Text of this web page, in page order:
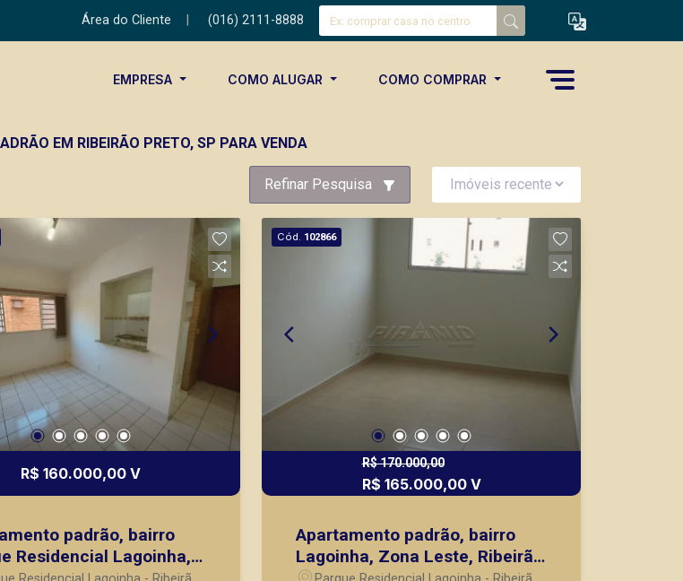
Área do Cliente (016) 2111-8888
EMPRESA COMO ALUGAR COMO COMPRAR
EM RIBEIRÃO PRETO, SP PARA VENDA
Refinar Pesquisa
R$ 160.000,00 V
padrão, bairro
Residencial Lagoinha,
Cód. 102866
R$ 170.000,00
R$ 165.000,00 V
Apartamento padrão, bairro
Lagoinha, Zona Leste, Ribeirão